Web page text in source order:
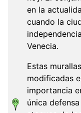
en la
cuando la
Venecia.
Estas
modificadas
importancia
única